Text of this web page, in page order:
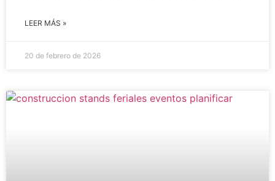
LEER MÁS »
20 de febrero de 2026